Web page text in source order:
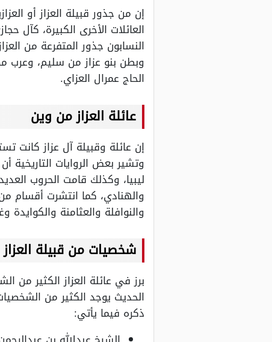
إن من جذور قبيلة العزاز أو
العائلات الأخرى الكبيرة،
النسابون جذور المتفرعة من
وبطن بنو عزاز من سليم، وعرب
الحاج عمرال العزاي.
عائلة العزاز من وين
إن عائلة وقبيلة آل عزاز
وتشير بعض الروايات
ليبيا، وكذلك قامت الحروب
والهنادي، كما انتشرت أقسام
والنوافلة والعثامنة والكوايدة
شخصيات من قبيلة العزاز
برز في عائلة العزاز الكثير من
الحديث يوجد الكثير من
ذكره فيما يأتي: